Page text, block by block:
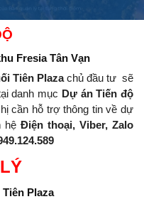
Fresia Tân Vạn
Tiên Plazachủ đầu tư sẽ
danh mục Dự án Tiến độ
cần hỗ trợ thông tin về dự
hệ Điện thoại, Viber, Zalo
Plaza